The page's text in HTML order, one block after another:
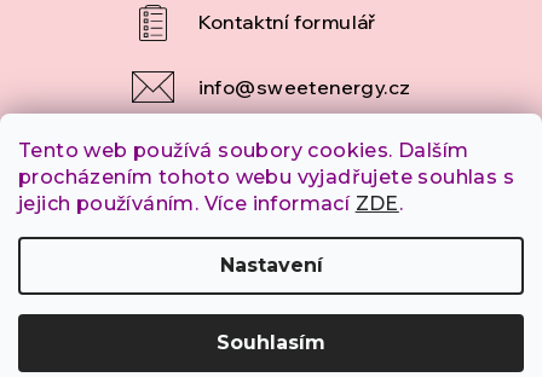
Tento web používá soubory cookies. Dalším
procházením tohoto webu vyjadřujete souhlas s
jejich používáním. Více informací ZDE.
Nastavení
Souhlasím
info@sweetenergy.cz
+420 607 253 790
SweetEnergy.cz
vyhrazena.
Vytvořil Shoptet